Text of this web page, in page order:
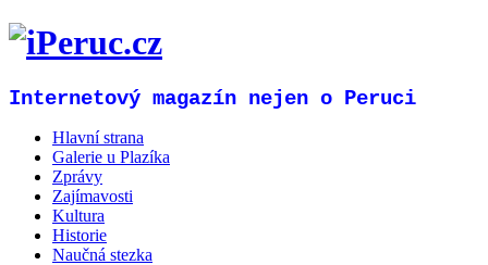
Internetový magazín nejen o Peruci
Hlavní strana
Galerie u Plazíka
Zprávy
Zajímavosti
Kultura
Historie
Naučná stezka